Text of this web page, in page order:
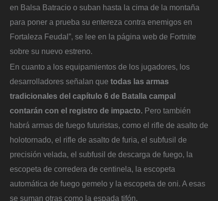
en Balsa Batracio o suban hasta la cima de la montaña
para poner a prueba su entereza contra enemigos en
Fortaleza Feudal”, se lee en la página web de Fortnite
sobre su nuevo estreno.
En cuanto a los equipamientos de los jugadores, los
desarrolladores señalan que todas las armas
tradicionales del capítulo 6 de Batalla campal
contarán con el registro de impacto. Pero también
habrá armas de fuego futuristas, como el rifle de asalto de
holotornado, el rifle de asalto de furia, el subfusil de
precisión velada, el subfusil de descarga de fuego, la
escopeta de corredera de centinela, la escopeta
automática de fuego gemelo y la escopeta de oni. A esas
se suman otras como la espada tifón.